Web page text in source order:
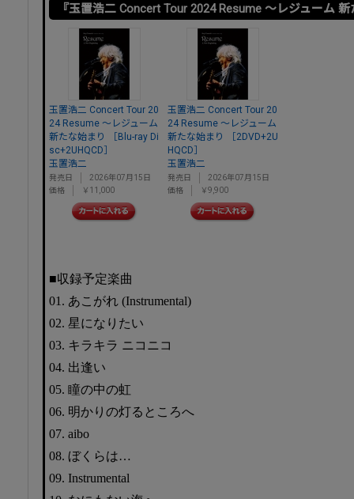
『玉置浩二 Concert Tour 2024 Resume ～レジューム
玉置浩二 Concert Tour 20
24 Resume ～レジューム
新たな始まり ［Blu-ray Di
sc+2UHQCD］
玉置浩二
発売日
2026年07月15日
価格
￥11,000
玉置浩二 Concert Tour 20
24 Resume ～レジューム
新たな始まり ［2DVD+2U
HQCD］
玉置浩二
発売日
2026年07月15日
価格
￥9,900
■収録予定楽曲
01. あこがれ (Instrumental)
02. 星になりたい
03. キラキラ ニコニコ
04. 出逢い
05. 瞳の中の虹
06. 明かりの灯るところへ
07. aibo
08. ぼくらは…
09. Instrumental